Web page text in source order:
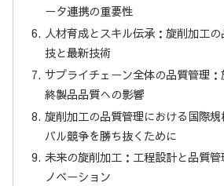
ータ連携の重要性
人材育成とスキル伝承：旋削加工
技と最新技術
サプライチェーン全体の品質管理
終製品品質への影響
旋削加工の品質管理における国際
バル競争を勝ち抜くために
未来の旋削加工：工程設計と品質
ノベーション